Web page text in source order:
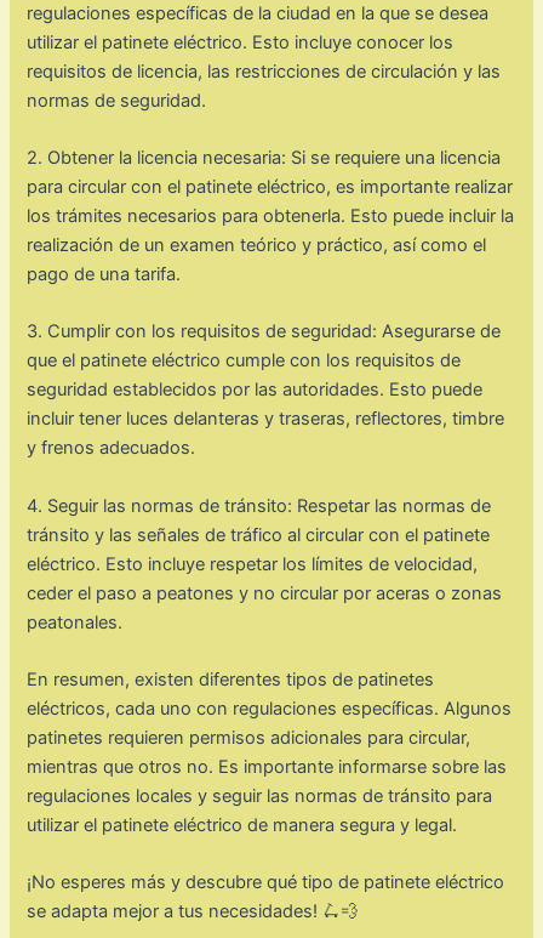
regulaciones específicas de la ciudad en la que se desea
utilizar el patinete eléctrico. Esto incluye conocer los
requisitos de licencia, las restricciones de circulación y las
normas de seguridad.
2. Obtener la licencia necesaria: Si se requiere una licencia
para circular con el patinete eléctrico, es importante realizar
los trámites necesarios para obtenerla. Esto puede incluir la
realización de un examen teórico y práctico, así como el
pago de una tarifa.
3. Cumplir con los requisitos de seguridad: Asegurarse de
que el patinete eléctrico cumple con los requisitos de
seguridad establecidos por las autoridades. Esto puede
incluir tener luces delanteras y traseras, reflectores, timbre
y frenos adecuados.
4. Seguir las normas de tránsito: Respetar las normas de
tránsito y las señales de tráfico al circular con el patinete
eléctrico. Esto incluye respetar los límites de velocidad,
ceder el paso a peatones y no circular por aceras o zonas
peatonales.
En resumen, existen diferentes tipos de patinetes
eléctricos, cada uno con regulaciones específicas. Algunos
patinetes requieren permisos adicionales para circular,
mientras que otros no. Es importante informarse sobre las
regulaciones locales y seguir las normas de tránsito para
utilizar el patinete eléctrico de manera segura y legal.
¡No esperes más y descubre qué tipo de patinete eléctrico
se adapta mejor a tus necesidades! 🛴💨